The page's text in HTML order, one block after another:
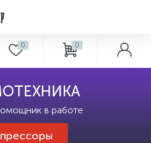
0 0
в работе